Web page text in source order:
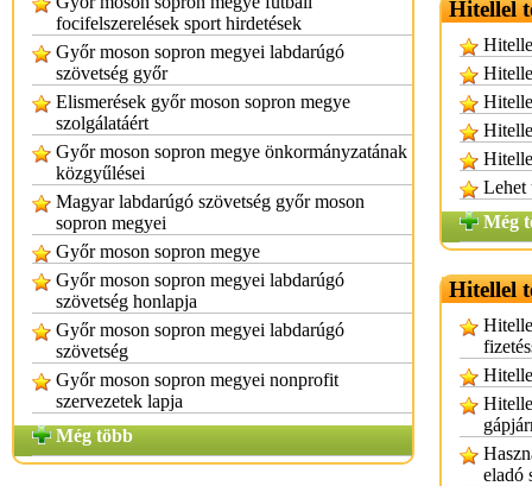
focifelszerelések sport hirdetések
Győr moson sopron megyei labdarúgó
szövetség győr
Elismerések győr moson sopron megye
szolgálatáért
Győr moson sopron megye önkormányzatának
közgyűlései
Magyar labdarúgó szövetség győr moson
sopron megyei
Győr moson sopron megye
Győr moson sopron megyei labdarúgó
szövetség honlapja
Győr moson sopron megyei labdarúgó
szövetség
Győr moson sopron megyei nonprofit
szervezetek lapja
Még több
Hitellel
Lehet
Még
Hitellel
eladó